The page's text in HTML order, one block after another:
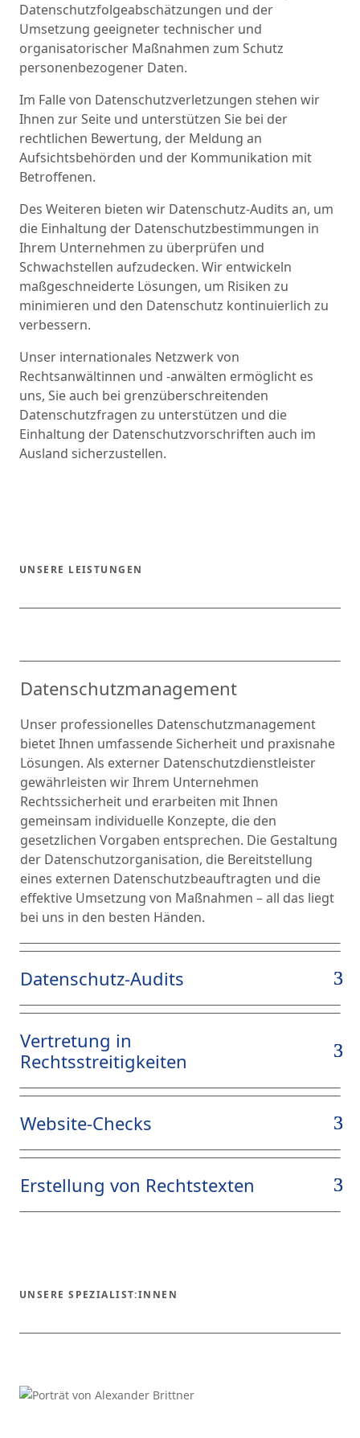
Datenschutzfolgeabschätzungen und der
Umsetzung geeigneter technischer und
organisatorischer Maßnahmen zum Schutz
personenbezogener Daten.
Im Falle von Datenschutzverletzungen stehen wir
Ihnen zur Seite und unterstützen Sie bei der
rechtlichen Bewertung, der Meldung an
Aufsichtsbehörden und der Kommunikation mit
Betroffenen.
Des Weiteren bieten wir Datenschutz-Audits an, um
die Einhaltung der Datenschutzbestimmungen in
Ihrem Unternehmen zu überprüfen und
Schwachstellen aufzudecken. Wir entwickeln
maßgeschneiderte Lösungen, um Risiken zu
minimieren und den Datenschutz kontinuierlich zu
verbessern.
Unser internationales Netzwerk von
Rechtsanwältinnen und -anwälten ermöglicht es
uns, Sie auch bei grenzüberschreitenden
Datenschutzfragen zu unterstützen und die
Einhaltung der Datenschutzvorschriften auch im
Ausland sicherzustellen.
UNSERE LEISTUNGEN
Datenschutzmanagement
Unser professionelles Datenschutzmanagement
bietet Ihnen umfassende Sicherheit und praxisnahe
Lösungen. Als externer Datenschutzdienstleister
gewährleisten wir Ihrem Unternehmen
Rechtssicherheit und erarbeiten mit Ihnen
gemeinsam individuelle Konzepte, die den
gesetzlichen Vorgaben entsprechen. Die Gestaltung
der Datenschutzorganisation, die Bereitstellung
eines externen Datenschutzbeauftragten und die
effektive Umsetzung von Maßnahmen – all das liegt
bei uns in den besten Händen.
Datenschutz-Audits
Vertretung in
Rechtsstreitigkeiten
Website-Checks
Erstellung von Rechtstexten
UNSERE SPEZIALIST:INNEN